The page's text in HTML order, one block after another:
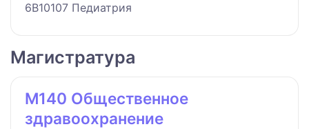
6B10107 Педиатрия
Магистратура
M140 Общественное
здравоохранение